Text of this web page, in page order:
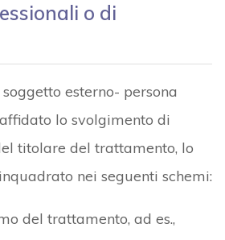
o di
esterno- persona
lo svolgimento di
titolare del trattamento, lo
nei seguenti schemi:
del trattamento, ad es.,